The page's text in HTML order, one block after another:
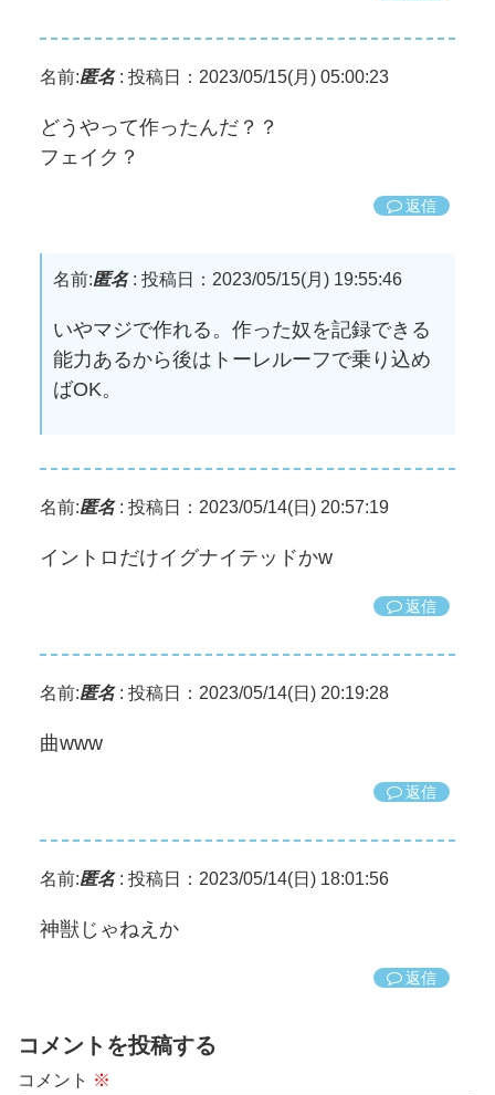
名前:匿名: 投稿日：2023/05/15(月) 05:00:23
どうやって作ったんだ？？
フェイク？
返信
名前:匿名: 投稿日：2023/05/15(月) 19:55:46
いやマジで作れる。作った奴を記録できる
能力あるから後はトーレルーフで乗り込め
ばOK。
名前:匿名: 投稿日：2023/05/14(日) 20:57:19
イントロだけイグナイテッドかw
返信
名前:匿名: 投稿日：2023/05/14(日) 20:19:28
曲www
返信
名前:匿名: 投稿日：2023/05/14(日) 18:01:56
神獣じゃねえか
返信
コメントを投稿する
コメント ※